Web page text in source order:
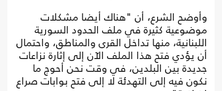
وأوضح الشرع، أن "هناك أيضا مشكلات
موضوعية كثيرة في ملف الحدود السورية
اللبنانية، منها تداخل القرى والمناطق، واحتمال
أن يؤدي فتح هذا الملف الآن إلى إثارة نزاعات
جديدة بين البلدين، في وقت نحن أحوج ما
نكون فيه إلى التهدئة لا إلى فتح بوابات صراع